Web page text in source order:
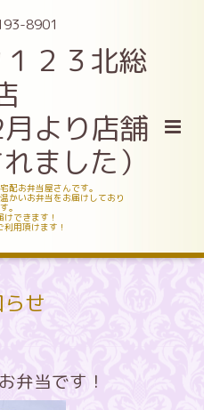
8901
２３北総
より店舗
ました）
配お弁当屋さんです。
かいお弁当をお届けしており
。
けできます！
用頂けます！
せ
弁当です！